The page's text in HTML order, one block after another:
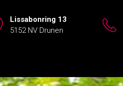
Lissabonring 13
5152 NV Drunen